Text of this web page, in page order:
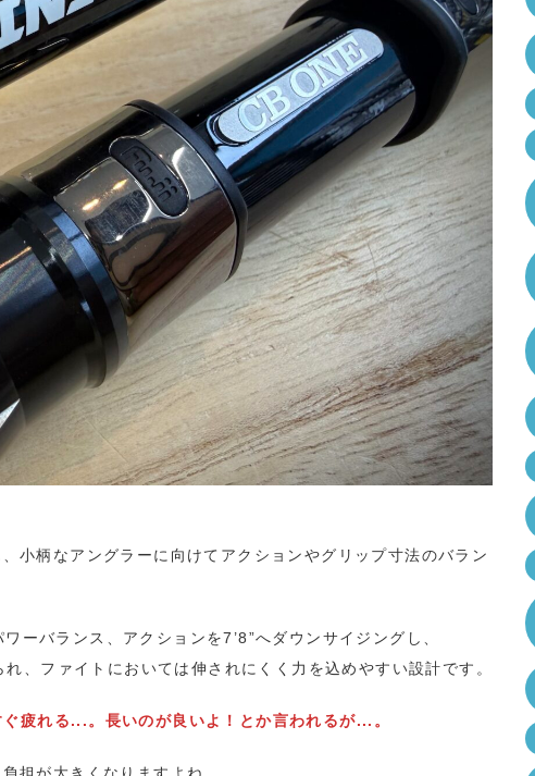
小柄なアングラーに向けてアクションやグリップ寸法のバラン
ーバランス、アクションを7’8”へダウンサイジングし、
、ファイトにおいては伸されにくく力を込めやすい設計です。
疲れる...。長いのが良いよ！とか言われるが...。